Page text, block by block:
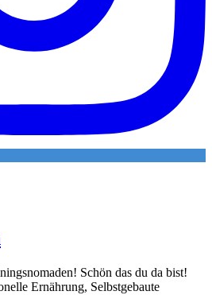
Schön das du da bist!
Ernährung, Selbstgebaute